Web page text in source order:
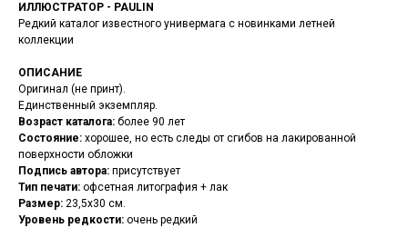
ИЛЛЮСТРАТОР - PAULIN
Редкий каталог известного универмага с новинками летней
коллекции
ОПИСАНИЕ
Оригинал (не принт).
Единственный экземпляр.
Возраст каталога: более 90 лет
Состояние: хорошее, но есть следы от сгибов на лакированной
поверхности обложки
Подпись автора: присутствует
Тип печати: офсетная литография + лак
Размер: 23,5х30 см.
Уровень редкости: очень редкий